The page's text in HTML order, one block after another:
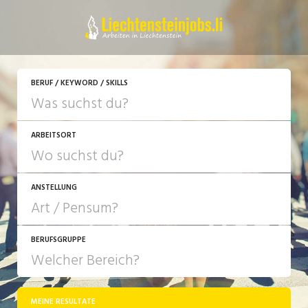
BERUF / KEYWORD / SKILLS
ARBEITSORT
ANSTELLUNG
JOB-TYP
Festanstellung
BERUFSGRUPPE
MEINE RESULTATE
JETZT BEWERBEN